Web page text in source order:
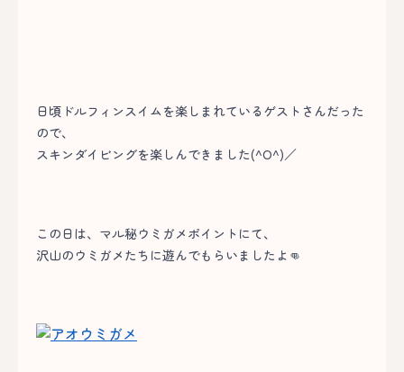
日頃ドルフィンスイムを楽しまれているゲストさんだった
ので、
スキンダイビングを楽しんできました(^O^)／
この日は、マル秘ウミガメポイントにて、
沢山のウミガメたちに遊んでもらいましたよ👊